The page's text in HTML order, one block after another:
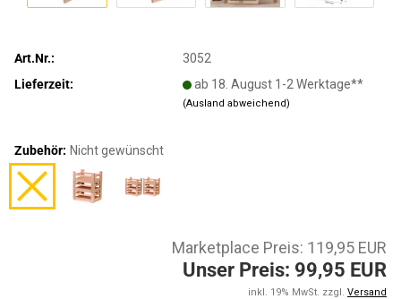
Art.Nr.:
3052
Lieferzeit:
ab 18. August 1-2 Werktage**
(Ausland abweichend)
Zubehör: Nicht gewünscht
Marketplace Preis: 119,95 EUR
Unser Preis: 99,95 EUR
inkl. 19% MwSt. zzgl. Versand